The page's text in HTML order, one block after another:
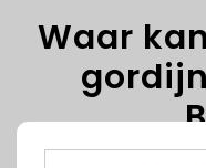
Waar